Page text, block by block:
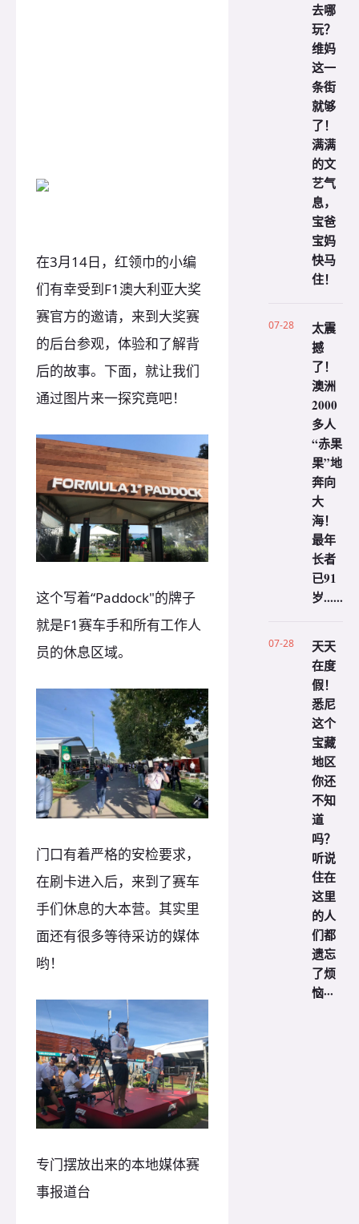
在3月14日，红领巾的小编
们有幸受到F1澳大利亚大奖
赛官方的邀请，来到大奖赛
的后台参观，体验和了解背
后的故事。下面，就让我们
通过图片来一探究竟吧！
这个写着“Paddock"的牌子
就是F1赛车手和所有工作人
员的休息区域。
门口有着严格的安检要求，
在刷卡进入后，来到了赛车
手们休息的大本营。其实里
面还有很多等待采访的媒体
哟！
专门摆放出来的本地媒体赛
事报道台
去哪
玩？
维妈
这一
条街
就够
了！
满满
的文
艺气
息，
宝爸
宝妈
快马
住！
07-28
太震
撼
了！
澳洲
2000
多人
“赤果
果”地
奔向
大
海！
最年
长者
已91
岁......
07-28
天天
在度
假！
悉尼
这个
宝藏
地区
你还
不知
道
吗？
听说
住在
这里
的人
们都
遗忘
了烦
恼···